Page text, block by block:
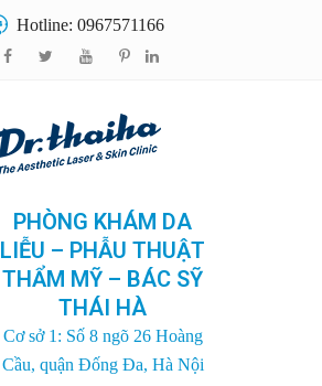
Hotline: 0967571166
PHÒNG KHÁM DA
LIỄU – PHẪU THUẬT
THẨM MỸ – BÁC SỸ
THÁI HÀ
Cơ sở 1: Số 8 ngõ 26 Hoàng
Cầu, quận Đống Đa, Hà Nội